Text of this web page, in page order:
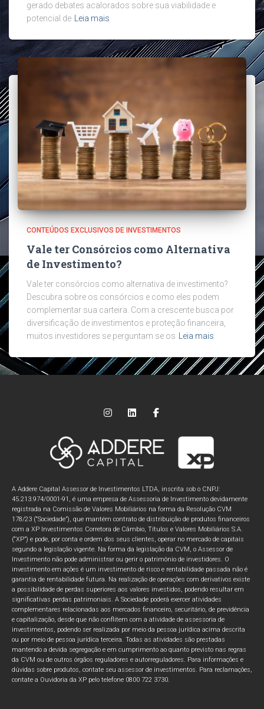
gerado debates acalorados sobre sua viabilidade e
potencial de
Leia mais
CONTEÚDOS EXCLUSIVOS DE INVESTIMENTOS
Vale ter Consórcios como Alternativa
de Investimento?
Vale ter consórcios como alternativa de investimento?
Descubra sobre os consórcios e como eles podem
complementar sua carteira. Com a crescente busca por
diversificação de investimentos e proteção financeira,
muitos investidores se perguntam se os
Leia mais
A Addere Capital Assessor de Investimentos LTDA, inscrita sob o CNPJ:
45.213.974/0001-91, é uma empresa de Assessoria de Investimento devidamente
registrada na Comissão de Valores Mobiliários na forma da Resolução CVM
178/23 (“Sociedade”), que mantém contrato de distribuição de produtos financeiros
com a XP Investimentos Corretora de Câmbio, Títulos e Valores Mobiliários S.A.
(“XP”) e pode, por conta e ordem dos seus clientes, operar no mercado de capitais
segundo a legislação vigente. Na forma da legislação da CVM, o Assessor de
Investimento não pode administrar ou gerir o patrimônio de investidores. O
investimento em ações é um investimento de risco e rentabilidade passada não é
garantia de rentabilidade futura. Na realização de operações com derivativos existe
a possibilidade de perdas superiores aos valores investidos, podendo resultar em
significativas perdas patrimoniais. A Sociedade poderá exercer atividades
complementares relacionadas aos mercados financeiro, securitário, de previdência
e capitalização, desde que não conflitem com a atividade de assessoria de
investimentos, podendo ser realizada por meio da pessoa jurídica acima descrita
ou por meio de pessoa jurídica terceira. Todas as atividades são prestadas
mantendo a devida segregação e em cumprimento ao quanto previsto nas regras
da CVM ou de outros órgãos reguladores e autorreguladores. Para informações e
dúvidas sobre produtos, contate seu assessor de investimentos. Para reclamações,
contate a Ouvidoria da XP pelo telefone 0800 722 3730.